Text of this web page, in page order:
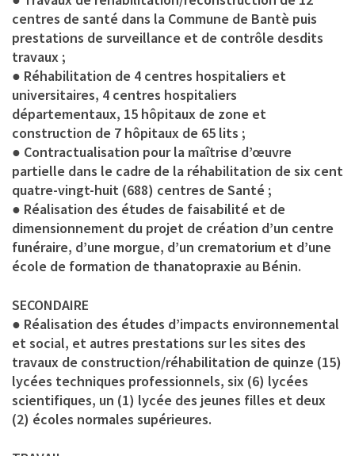
centres de santé dans la Commune de Bantè puis
prestations de surveillance et de contrôle desdits
travaux ;
● Réhabilitation de 4 centres hospitaliers et
universitaires, 4 centres hospitaliers
départementaux, 15 hôpitaux de zone et
construction de 7 hôpitaux de 65 lits ;
● Contractualisation pour la maîtrise d’œuvre
partielle dans le cadre de la réhabilitation de six cent
quatre-vingt-huit (688) centres de Santé ;
● Réalisation des études de faisabilité et de
dimensionnement du projet de création d’un centre
funéraire, d’une morgue, d’un crematorium et d’une
école de formation de thanatopraxie au Bénin.
SECONDAIRE
● Réalisation des études d’impacts environnemental
et social, et autres prestations sur les sites des
travaux de construction/réhabilitation de quinze (15)
lycées techniques professionnels, six (6) lycées
scientifiques, un (1) lycée des jeunes filles et deux
(2) écoles normales supérieures.